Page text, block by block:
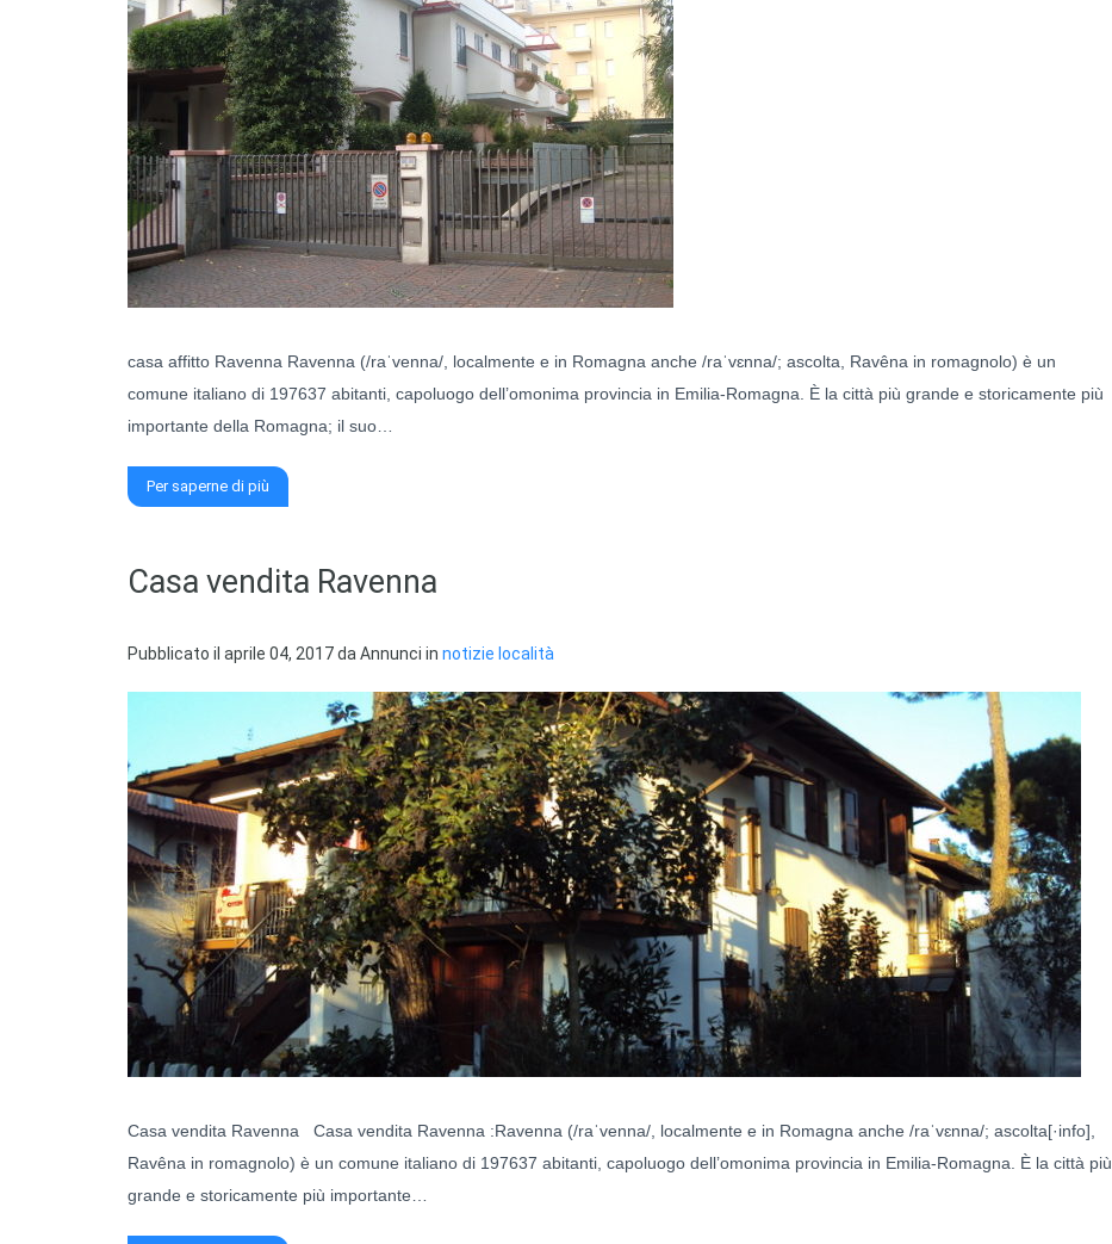
casa affitto Ravenna Ravenna (/raˈvenna/, localmente e in Romagna anche /raˈvɛnna/; ascolta, Ravêna in romagnolo) è un
comune italiano di 197637 abitanti, capoluogo dell’omonima provincia in Emilia-Romagna. È la città più grande e storicamente più
importante della Romagna; il suo…
Per saperne di più
Casa vendita Ravenna
Pubblicato il aprile 04, 2017da Annunci in notizie località
Casa vendita Ravenna Casa vendita Ravenna :Ravenna (/raˈvenna/, localmente e in Romagna anche /raˈvɛnna/; ascolta[·info],
Ravêna in romagnolo) è un comune italiano di 197637 abitanti, capoluogo dell’omonima provincia in Emilia-Romagna. È la città più
grande e storicamente più importante…